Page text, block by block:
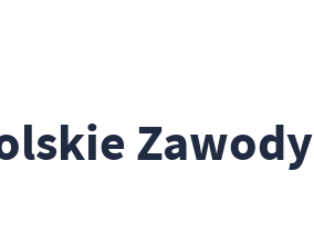
Zawody